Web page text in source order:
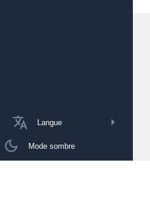
Langue
Mode sombre